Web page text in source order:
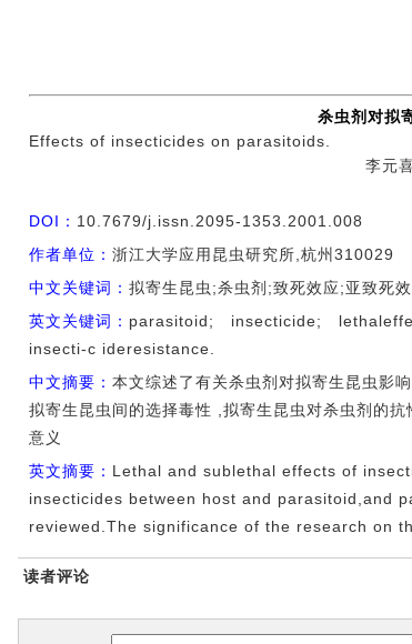
杀虫剂对拟
Effects of insecticides on parasitoids.
李元
DOI： 10.7679/j.issn.2095-1353.2001.008
作者单位： 浙江大学应用昆虫研究所,杭州310029
中文关键词： 拟寄生昆虫;杀虫剂;致死效应;亚致死
英文关键词： parasitoid; insecticide;
insecti-c ideresistance.
中文摘要： 本文综述了有关杀虫剂对拟寄生昆虫影
拟寄生昆虫间的选择毒性 ,拟寄生昆虫对杀虫剂的
意义
英文摘要： Lethal and sublethal effects of
insecticides between host and parasitoid,and
reviewed.The significance of the research on
读者评论